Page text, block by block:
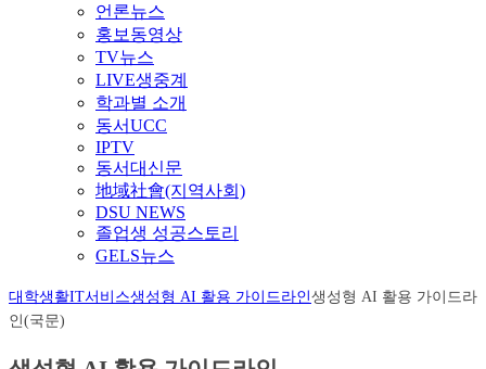
언론뉴스
홍보동영상
TV뉴스
LIVE생중계
학과별 소개
동서UCC
IPTV
동서대신문
地域社會(지역사회)
DSU NEWS
졸업생 성공스토리
GELS뉴스
대학생활IT서비스생성형 AI 활용 가이드라인 생성형 AI 활용 가이드라
인(국문)